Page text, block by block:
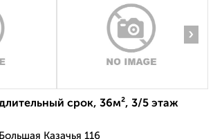
›
срок, 36м², 3/5 этаж
Казачья 116